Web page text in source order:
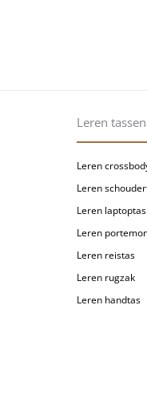
Leren tassen
Leren
Leren
Leren laptoptas
Leren
Leren reistas
Leren rugzak
Leren handtas